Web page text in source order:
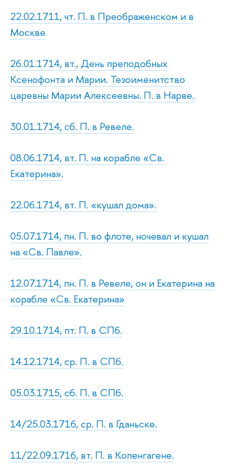
22.02.1711, чт. П. в Преображенском и в
Москве
26.01.1714, вт., День преподобных
Ксенофонта и Марии. Тезоименитство
царевны Марии Алексеевны. П. в Нарве.
30.01.1714, сб. П. в Ревеле.
08.06.1714, вт. П. на корабле «Св.
Екатерина».
22.06.1714, вт. П. «кушал дома».
05.07.1714, пн. П. во флоте, ночевал и кушал
на «Св. Павле».
12.07.1714, пн. П. в Ревеле, он и Екатерина на
корабле «Св. Екатерина»
29.10.1714, пт. П. в СПб.
14.12.1714, ср. П. в СПб.
05.03.1715, сб. П. в СПб.
14/25.03.1716, ср. П. в Гданьске.
11/22.09.1716, вт. П. в Копенгагене.